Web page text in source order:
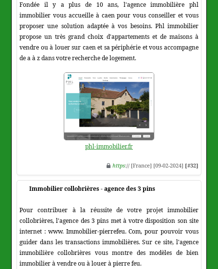
Fondée il y a plus de 10 ans, l'agence immobilière phl
immobilier vous accueille à caen pour vous conseiller et vous
proposer une solution adaptée à vos besoins. Phl immobilier
propose un très grand choix d'appartements et de maisons à
vendre ou à louer sur caen et sa périphérie et vous accompagne
de a à z dans votre recherche de logement.
phl-immobilier.fr
https:// [France] [09-02-2024] [#32]
Immobilier collobrières - agence des 3 pins
Pour contribuer à la réussite de votre projet immobilier
collobrières, l'agence des 3 pins met à votre disposition son site
internet : www. Immobilier-pierrefeu. Com, pour pouvoir vous
guider dans les transactions immobilières. Sur ce site, l'agence
immobilière collobrières vous montre des modèles de bien
immobilier à vendre ou à louer à pierre feu.